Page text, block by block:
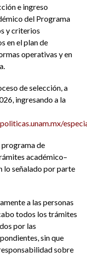
e ingreso
del Programa
y criterios
en el plan de
operativas y en
de selección, a
ingresando a la
programa de
académico–
lo señalado por parte
a las personas
todos los trámites
por las
sin que
sobre